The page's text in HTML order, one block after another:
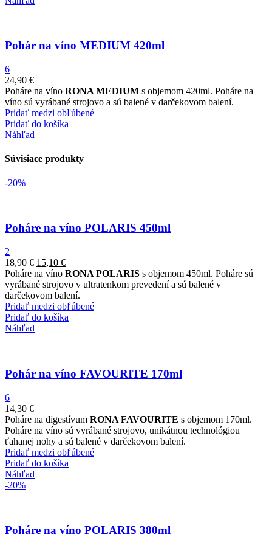
Pohár na víno MEDIUM 420ml
6
24,90 €
Poháre na víno RONA MEDIUM s objemom 420ml. Poháre na
víno sú vyrábané strojovo a sú balené v darčekovom balení.
Pridať medzi obľúbené
Pridať do košíka
Náhľad
Súvisiace produkty
-20%
Poháre na víno POLARIS 450ml
2
18,90€ 15,10 €
Poháre na víno RONA POLARIS s objemom 450ml. Poháre sú
vyrábané strojovo v ultratenkom prevedení a sú balené v
darčekovom balení.
Pridať medzi obľúbené
Pridať do košíka
Náhľad
Pohár na víno FAVOURITE 170ml
6
14,30 €
Poháre na digestívum RONA FAVOURITE s objemom 170ml.
Poháre na víno sú vyrábané strojovo, unikátnou technológiou
ťahanej nohy a sú balené v darčekovom balení.
Pridať medzi obľúbené
Pridať do košíka
Náhľad
-20%
Poháre na víno POLARIS 380ml